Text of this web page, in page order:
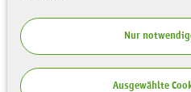
Nur
Ausgewählte
Nicht jeder
Sonne und Wärme. Oft